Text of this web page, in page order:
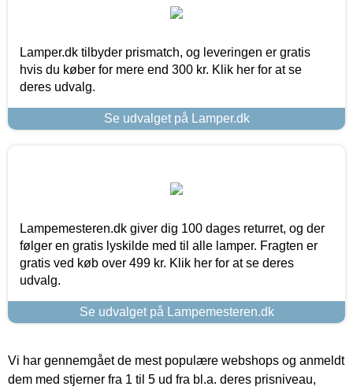
Lamper.dk tilbyder prismatch, og leveringen er gratis
hvis du køber for mere end 300 kr. Klik her for at se
deres udvalg.
Se udvalget på Lamper.dk
Lampemesteren.dk giver dig 100 dages returret, og der
følger en gratis lyskilde med til alle lamper. Fragten er
gratis ved køb over 499 kr. Klik her for at se deres
udvalg.
Se udvalget på Lampemesteren.dk
Vi har gennemgået de mest populære webshops og anmeldt
dem med stjerner fra 1 til 5 ud fra bl.a. deres prisniveau,